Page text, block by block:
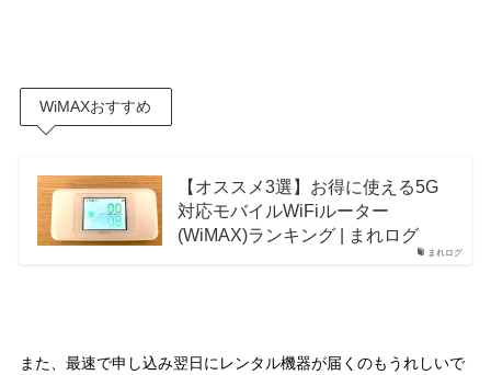
WiMAXおすすめ
まれログ
【オススメ3選】お得に使える5G
対応モバイルWiFiルーター
(WiMAX)ランキング | まれログ
また、 最速で申し込み翌日にレンタル機器が届くのもうれしいで